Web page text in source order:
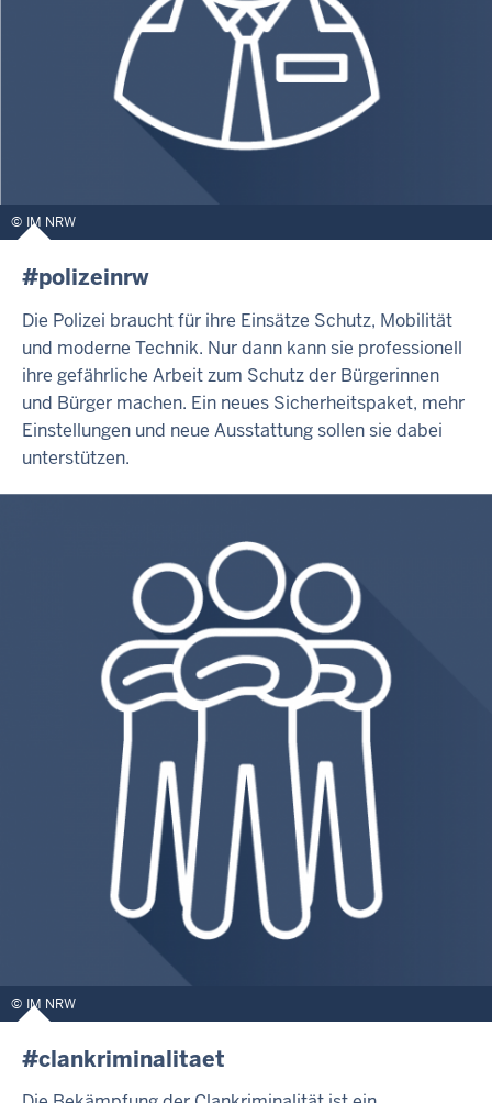
IM NRW
#polizeinrw
Die Polizei braucht für ihre Einsätze Schutz, Mobilität
und moderne Technik. Nur dann kann sie professionell
ihre gefährliche Arbeit zum Schutz der Bürgerinnen
und Bürger machen. Ein neues Sicherheitspaket, mehr
Einstellungen und neue Ausstattung sollen sie dabei
unterstützen.
IM NRW
#clankriminalitaet